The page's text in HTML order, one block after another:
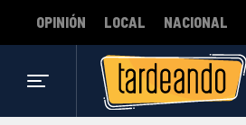
OPINIÓN LOCAL NACIONAL